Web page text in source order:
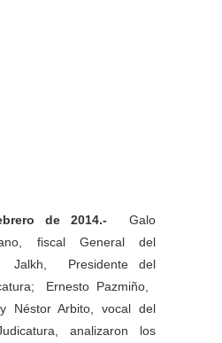
de 2014.- Galo
fiscal General del
Jalkh, Presidente del
Ernesto Pazmiño,
Néstor Arbito, vocal del
analizaron los